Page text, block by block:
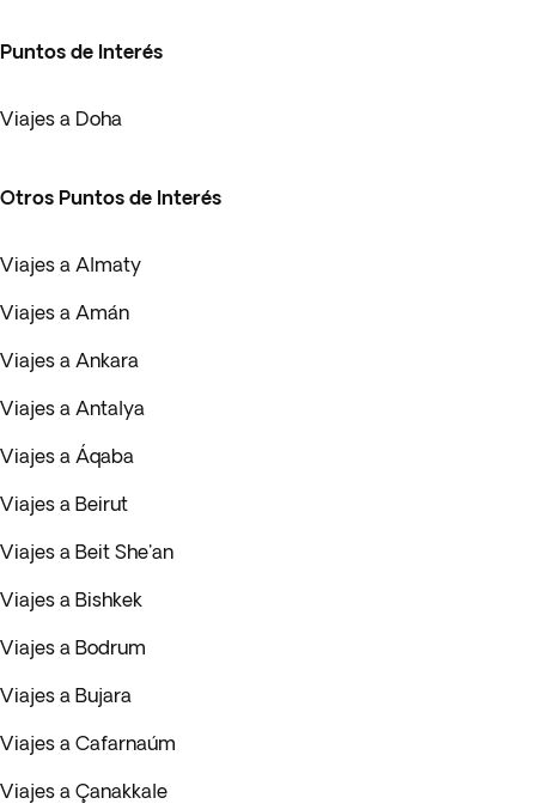
Puntos de Interés
Viajes a Doha
Otros Puntos de Interés
Viajes a Almaty
Viajes a Amán
Viajes a Ankara
Viajes a Antalya
Viajes a Áqaba
Viajes a Beirut
Viajes a Beit She'an
Viajes a Bishkek
Viajes a Bodrum
Viajes a Bujara
Viajes a Cafarnaúm
Viajes a Çanakkale